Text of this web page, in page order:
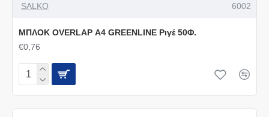
SALKO 6002
ΜΠΛΟΚ OVERLAP Α4 GREENLINE Ριγέ 50Φ.
€0,76